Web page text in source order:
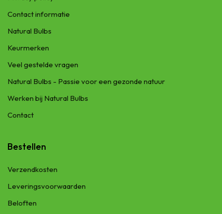
Contact informatie
Natural Bulbs
Keurmerken
Veel gestelde vragen
Natural Bulbs - Passie voor een gezonde natuur
Werken bij Natural Bulbs
Contact
Bestellen
Verzendkosten
Leveringsvoorwaarden
Beloften